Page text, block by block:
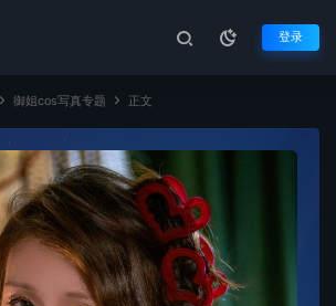
登录
御姐cos写真专题 正文